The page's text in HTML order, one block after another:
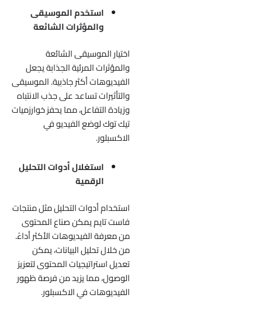
استخدم الموسيقى
والمؤثرات الشائعة
اختيار الموسيقى الشائعة
والمؤثرات المرئية الجذابة يجعل
الفيديوهات أكثر جاذبية. الموسيقى
والتأثيرات تساعد على جذب الانتباه
وزيادة التفاعل، مما يحفز خوارزميات
تيك توك لوضع الفيديو في
الاكسبلور.
استغلال أدوات التحليل
الرقمية
استخدام أدوات التحليل مثل منتجات
فاست تايم يمكن صناع المحتوى
من معرفة الفيديوهات الأكثر أداءً.
من خلال تحليل البيانات، يمكن
تعديل استراتيجيات المحتوى لتعزيز
الوصول، مما يزيد من فرصة ظهور
الفيديوهات في الاكسبلور.